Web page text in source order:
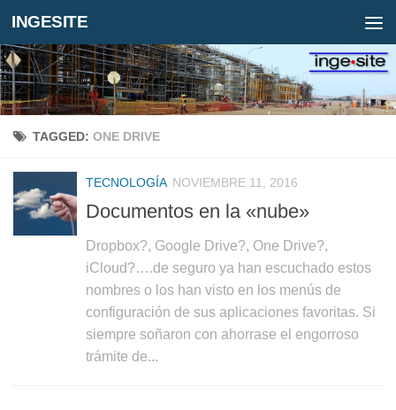
INGESITE
TAGGED: ONE DRIVE
TECNOLOGÍA NOVIEMBRE 11, 2016
Documentos en la «nube»
Dropbox?, Google Drive?, One Drive?,
iCloud?….de seguro ya han escuchado estos
nombres o los han visto en los menús de
configuración de sus aplicaciones favoritas. Si
siempre soñaron con ahorrase el engorroso
trámite de...